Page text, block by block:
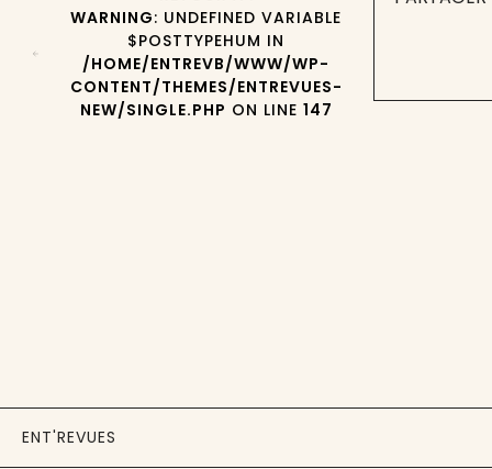
WARNING: UNDEFINED VARIABLE
$POSTTYPEHUM IN
/HOME/ENTREVB/WWW/WP-
CONTENT/THEMES/ENTREVUES-
NEW/SINGLE.PHP ON LINE 147
ENT'REVUES